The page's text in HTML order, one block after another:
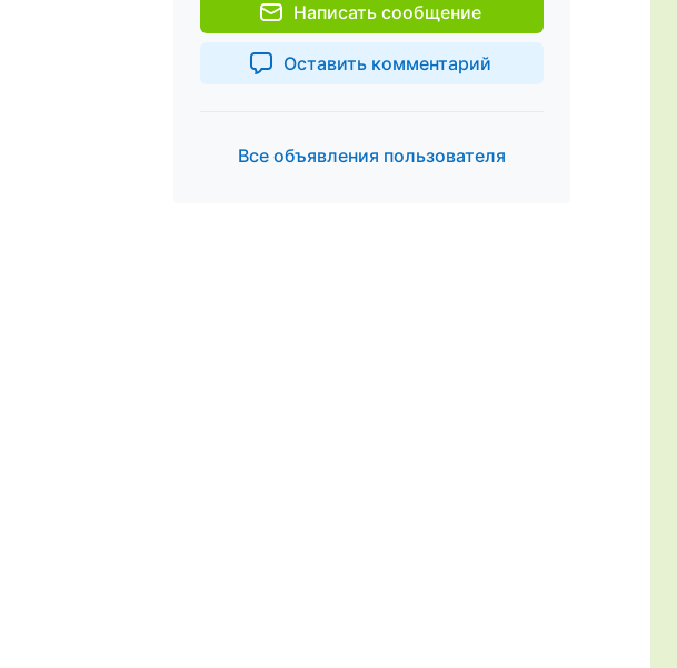
Написать сообщение
Оставить комментарий
Все объявления пользователя